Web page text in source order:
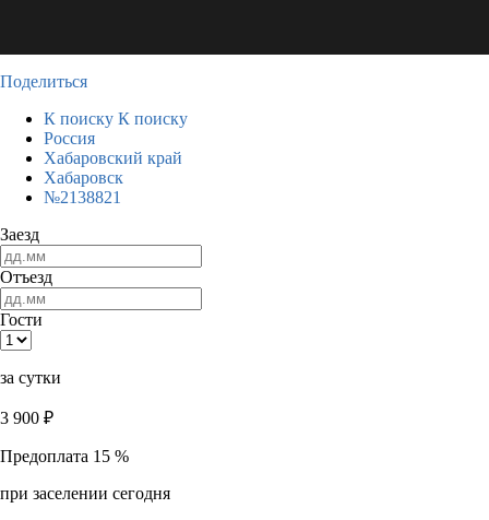
Поделиться
К поиску К поиску
Россия
Хабаровский край
Хабаровск
№2138821
Заезд
Отъезд
Гости
за сутки
3 900 ₽
Предоплата 15 %
при заселении сегодня